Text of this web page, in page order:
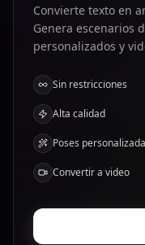
Convierte texto en
Genera escenarios
personalizados y
Sin restricciones
Alta calidad
Poses
Convertir a video